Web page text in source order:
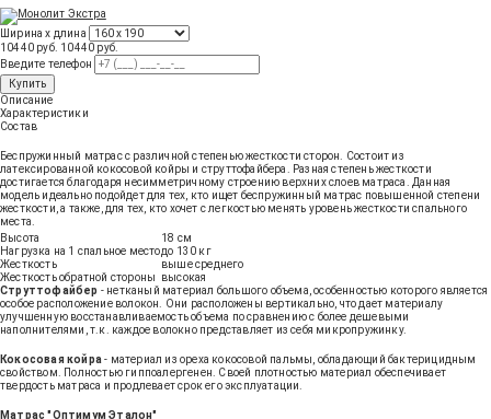
Ширина х длина
10440 руб. 10440 руб.
Введите телефон
Купить
Описание
Характеристики
Состав
Беспружинный матрас с различной степенью жесткости сторон. Состоит из
латексированной кокосовой койры и струттофайбера. Разная степень жесткости
достигается благодаря несимметричному строению верхних слоев матраса. Данная
модель идеально подойдет для тех, кто ищет беспружинный матрас повышенной степени
жесткости, а также, для тех, кто хочет с легкостью менять уровень жесткости спального
места.
Высота
18 см
Нагрузка на 1 спальное местодо 130 кг
Жесткость
выше среднего
Жесткость обратной стороны
высокая
Струттофайбер - нетканый материал большого объема, особенностью которого является
особое расположение волокон. Они расположены вертикально, что дает материалу
улучшенную восстанавливаемость объема по сравнению с более дешевыми
наполнителями, т.к. каждое волокно представляет из себя микропружинку.
Кокосовая койра- материал из ореха кокосовой пальмы, обладающий бактерицидным
свойством. Полностью гиппоалергенен. Своей плотностью материал обеспечивает
твердость матраса и продлевает срок его эксплуатации.
Матрас "Оптимум Эталон"